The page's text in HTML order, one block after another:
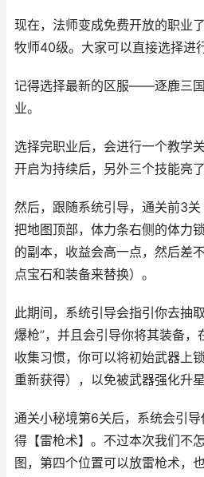
现在，法师变成免费开放的职业
牧师40级。大家可以直接选择进
记得选择最新的区服——逐鹿三
业。
选择完职业后，会进行一个教学
开启为持续后，另外三个技能亮了
然后，跟随系统引导，通关前3
把地图顶部，体力条右侧的体力
的副本，收益会高一点，然后差
点宝石和装备来替换）。
此期间，系统引导会指引你去抽
爆枪”，并且会引导你将其装备，
收集习惯，你可以将初始武器上
重新获得），以免被武器强化升
通关小秘境第6关后，系统会引
得【雷枪术】。不过本次我们不
图，第四个位置可以放雷枪术，